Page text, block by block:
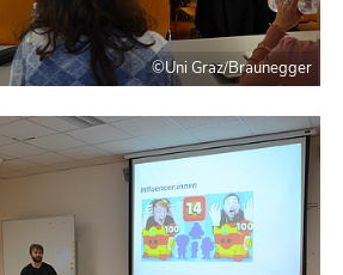
©Uni Graz/Braunegger